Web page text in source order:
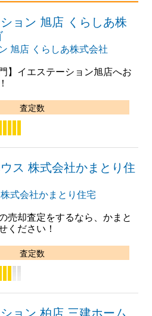
旭店 くらしあ株式会社
】イエステーション旭店へお
査定数
式会社かまとり住宅
売却査定をするなら、かまと
ください！
査定数